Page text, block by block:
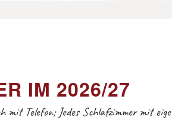
IM 2026/27
Telefon; Jedes Schlafzimmer mit